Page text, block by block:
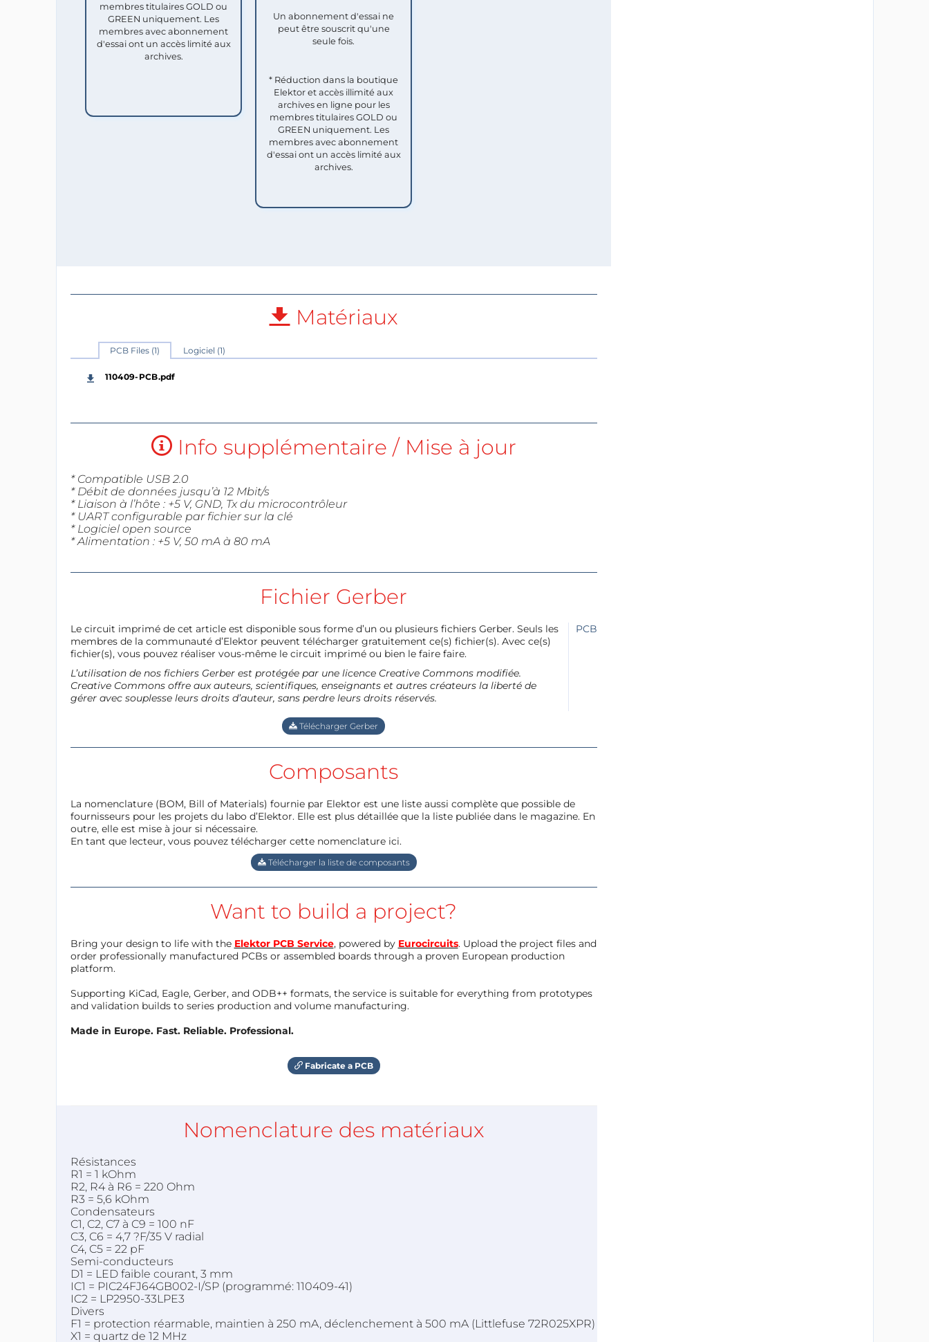
membres titulaires GOLD ou
GREEN uniquement. Les
membres avec abonnement
d'essai ont un accès limité aux
archives.
Un abonnement d'essai ne
peut être souscrit qu'une
seule fois.​
* Réduction dans la boutique
Elektor et accès illimité aux
archives en ligne pour les
membres titulaires GOLD ou
GREEN uniquement. Les
membres avec abonnement
d'essai ont un accès limité aux
archives.
Matériaux
PCB Files (1) Logiciel (1)
110409-PCB.pdf
Info supplémentaire / Mise à jour
* Compatible USB 2.0
* Débit de données jusqu’à 12 Mbit/s
* Liaison à l’hôte : +5 V, GND, Tx du microcontrôleur
* UART configurable par fichier sur la clé
* Logiciel open source
* Alimentation : +5 V, 50 mA à 80 mA
Fichier Gerber
Le circuit imprimé de cet article est disponible sous forme d’un ou plusieurs fichiers Gerber. Seuls les
membres de la communauté d’Elektor peuvent télécharger gratuitement ce(s) fichier(s). Avec ce(s)
fichier(s), vous pouvez réaliser vous-même le circuit imprimé ou bien le faire faire.
L’utilisation de nos fichiers Gerber est protégée par une licence Creative Commons modifiée.
Creative Commons offre aux auteurs, scientifiques, enseignants et autres créateurs la liberté de
gérer avec souplesse leurs droits d’auteur, sans perdre leurs droits réservés.
PCB
Télécharger Gerber
Composants
La nomenclature (BOM, Bill of Materials) fournie par Elektor est une liste aussi complète que possible de
fournisseurs pour les projets du labo d’Elektor. Elle est plus détaillée que la liste publiée dans le magazine. En
outre, elle est mise à jour si nécessaire.
En tant que lecteur, vous pouvez télécharger cette nomenclature ici.
Télécharger la liste de composants
Want to build a project?
Bring your design to life with the Elektor PCB Service, powered by Eurocircuits. Upload the project files and
order professionally manufactured PCBs or assembled boards through a proven European production
platform.
Supporting KiCad, Eagle, Gerber, and ODB++ formats, the service is suitable for everything from prototypes
and validation builds to series production and volume manufacturing.
Made in Europe. Fast. Reliable. Professional.
Fabricate a PCB
Nomenclature des matériaux
Résistances
R1 = 1 kOhm
R2, R4 à R6 = 220 Ohm
R3 = 5,6 kOhm
Condensateurs
C1, C2, C7 à C9 = 100 nF
C3, C6 = 4,7 ?F/35 V radial
C4, C5 = 22 pF
Semi-conducteurs
D1 = LED faible courant, 3 mm
IC1 = PIC24FJ64GB002-I/SP (programmé: 110409-41)
IC2 = LP2950-33LPE3
Divers
F1 = protection réarmable, maintien à 250 mA, déclenchement à 500 mA (Littlefuse 72R025XPR)
X1 = quartz de 12 MHz